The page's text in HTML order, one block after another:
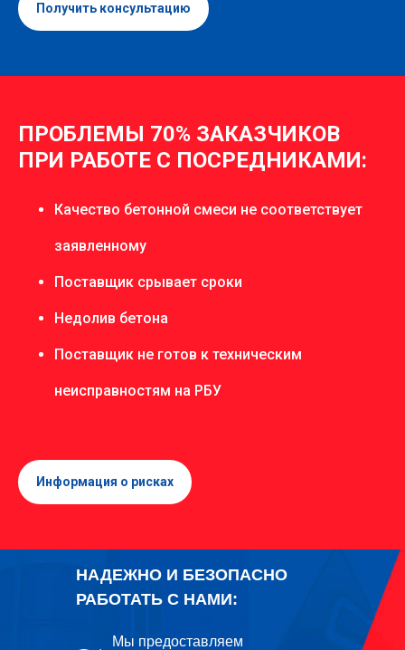
Получить консультацию
ПРОБЛЕМЫ 70% ЗАКАЗЧИКОВ
ПРИ РАБОТЕ С ПОСРЕДНИКАМИ:
Качество бетонной смеси не соответствует
заявленному
Поставщик срывает сроки
Недолив бетона
Поставщик не готов к техническим
неисправностям на РБУ
Информация о рисках
НАДЕЖНО И БЕЗОПАСНО
РАБОТАТЬ С НАМИ:
Мы предоставляем